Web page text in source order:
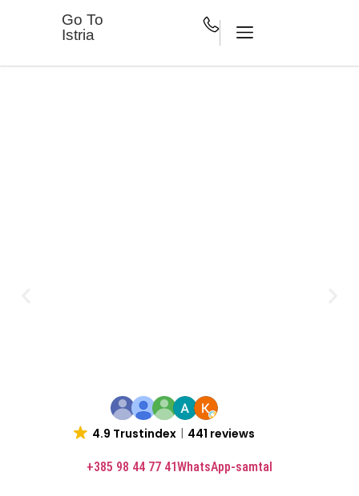
Go To
Istria
4.9 Trustindex 441 reviews
+385 98 44 77 41WhatsApp-samtal